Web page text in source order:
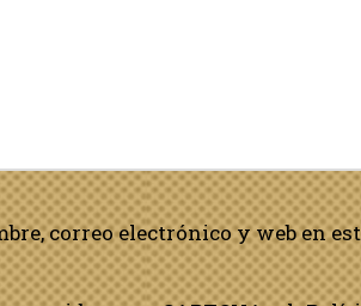
correo electrónico y web en